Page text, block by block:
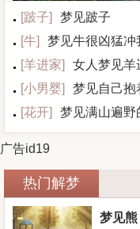
[跛子]
梦见跛子
[牛]
梦见牛很凶猛冲
[羊进家]
女人梦见羊
[小男婴]
梦见自己抱
[花开] 梦见满山遍野
广告id19
热门解梦
梦见熊